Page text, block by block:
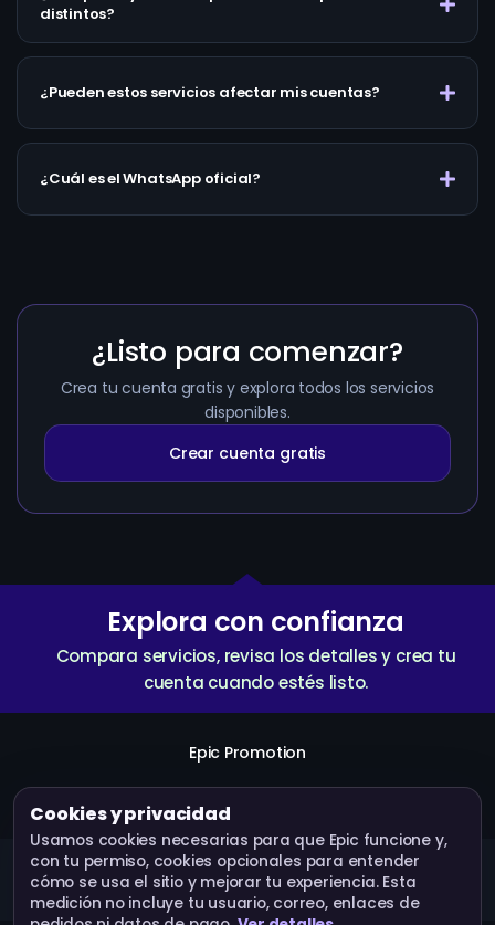
distintos?
¿Pueden estos servicios afectar mis cuentas?
¿Cuál es el WhatsApp oficial?
¿Listo para comenzar?
Crea tu cuenta gratis y explora todos los servicios
disponibles.
Crear cuenta gratis
Explora con confianza
Compara servicios, revisa los detalles y crea tu
cuenta cuando estés listo.
Epic Promotion
Crear cuenta Servicios
Epic Promotion · Operado por Bluebox Corp © 2026.
Todos los derechos reservados.
Cookies y privacidad
Usamos cookies necesarias para que Epic funcione y,
con tu permiso, cookies opcionales para entender
cómo se usa el sitio y mejorar tu experiencia. Esta
medición no incluye tu usuario, correo, enlaces de